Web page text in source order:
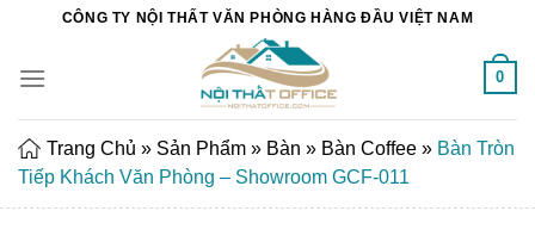
Chuyển
nội
CÔNG TY NỘI THẤT VĂN PHÒNG HÀNG ĐẦU VIỆT NAM
0
Trang Chủ » Sản Phẩm » Bàn » Bàn Coffee » Bàn Tròn
Tiếp Khách Văn Phòng – Showroom GCF-011